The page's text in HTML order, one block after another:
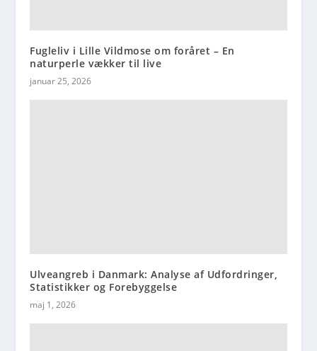
Fugleliv i Lille Vildmose om foråret – En
naturperle vækker til live
januar 25, 2026
Ulveangreb i Danmark: Analyse af Udfordringer,
Statistikker og Forebyggelse
maj 1, 2026